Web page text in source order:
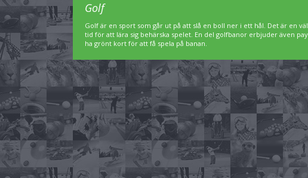
Golf
Golf är en sport som går ut på att slå en boll ner i ett hål. Det är en
tid för att lära sig behärska spelet. En del golfbanor erbjuder även
ha grönt kort för att få spela på banan.